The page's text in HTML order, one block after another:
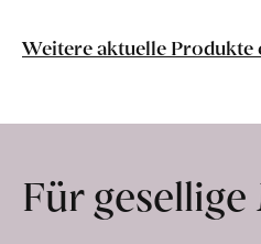
Hof
Weitere aktuelle Produkte
Für